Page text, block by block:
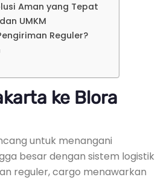
Aman yang Tepat
UMKM
Reguler?
ke Blora
untuk menangani
besar dengan sistem logistik
reguler, cargo menawarkan